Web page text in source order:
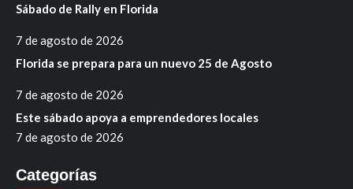
Sábado de Rally en Florida
7 de agosto de 2026
Florida se prepara para un nuevo 25 de Agosto
7 de agosto de 2026
Este sábado apoya a emprendedores locales
7 de agosto de 2026
Categorías